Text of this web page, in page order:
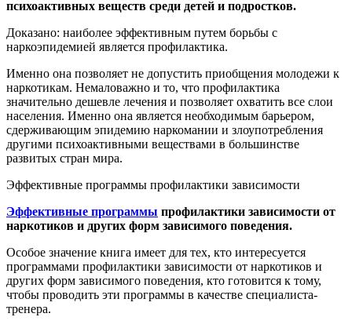
психоактивных веществ среди детей и подростков.
Доказано: наиболее эффективным путем борьбы с
наркоэпидемией является профилактика.
Именно она позволяет не допустить приобщения молодежи к
наркотикам. Немаловажно и то, что профилактика
значительно дешевле лечения и позволяет охватить все слои
населения. Именно она является необходимым барьером,
сдерживающим эпидемию наркомании и злоупотребления
другими психоактивными веществами в большинстве
развитых стран мира.
Эффективные программы профилактики зависимости
Эффективные программы профилактики зависимости от
наркотиков и других форм зависимого поведения.
Особое значение книга имеет для тех, кто интересуется
программами профилактики зависимости от наркотиков и
других форм зависимого поведения, кто готовится к тому,
чтобы проводить эти программы в качестве специалиста-
тренера.